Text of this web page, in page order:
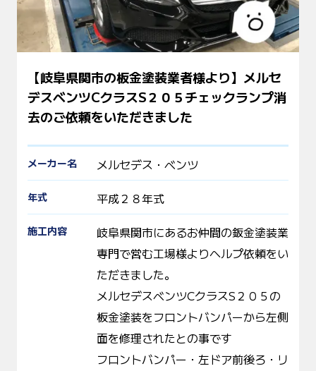
【岐阜県関市の板金塗装業者様より】メルセ
デスベンツCクラスS２０５チェックランプ消
去のご依頼をいただきました
メーカー名 メルセデス・ベンツ
年式 平成２８年式
施工内容
岐阜県関市にあるお仲間の鈑金塗装業
専門で営む工場様よりヘルプ依頼をい
ただきました。
メルセデスベンツCクラスS２０５の
板金塗装をフロントバンパーから左側
面を修理されたとの事です
フロントバンパー・左ドア前後ろ・リ